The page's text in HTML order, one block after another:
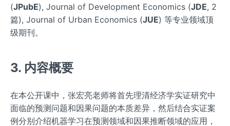
(JPubE), Journal of Development Economics (JDE, 2
篇), Journal of Urban Economics (JUE) 等专业领域顶
级期刊。
3. 内容概要
在本公开课中，张宏亮老师将首先理清经济学实证研究中
面临的预测问题和因果问题的本质差异，然后结合实证案
例分别介绍机器学习在预测领域和因果推断领域的应用，